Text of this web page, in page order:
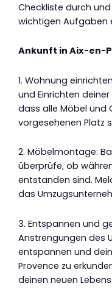
Checkliste durch
wichtigen Aufgaben
Ankunft in Aix-en-
1. Wohnung
und Einrichten
dass alle Möbel und
vorgesehenen Platz
2. Möbelmontage:
überprüfe, ob
entstanden sind.
das
3. Entspannen und
Anstrengungen des
entspannen und
Provence zu
deinen neuen